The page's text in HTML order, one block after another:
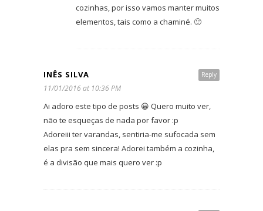
cozinhas, por isso vamos manter muitos
elementos, tais como a chaminé. 🙂
Reply
INÊS SILVA
11/01/2016 at 10:36 PM
Ai adoro este tipo de posts 😀 Quero muito ver,
não te esqueças de nada por favor :p
Adoreiii ter varandas, sentiria-me sufocada sem
elas pra sem sincera! Adorei também a cozinha,
é a divisão que mais quero ver :p